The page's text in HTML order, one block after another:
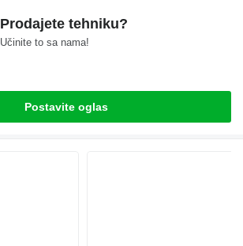
Prodajete tehniku?
Učinite to sa nama!
Postavite oglas